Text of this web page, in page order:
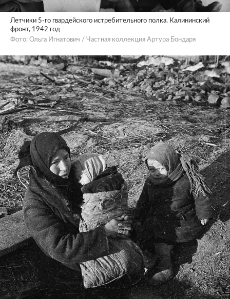
Летчики 5-го гвардейского истребительного полка. Калининский
фронт, 1942 год
Фото: Ольга Игнатович / Частная коллекция Артура Бондаря